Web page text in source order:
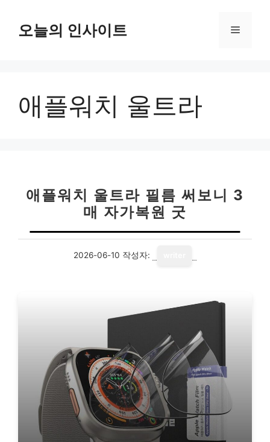
오늘의 인사이트 메
애플워치 울트라
애플워치 울트라 필름 써보니 3
매 자가복원 굿
2026-06-10 작성자: